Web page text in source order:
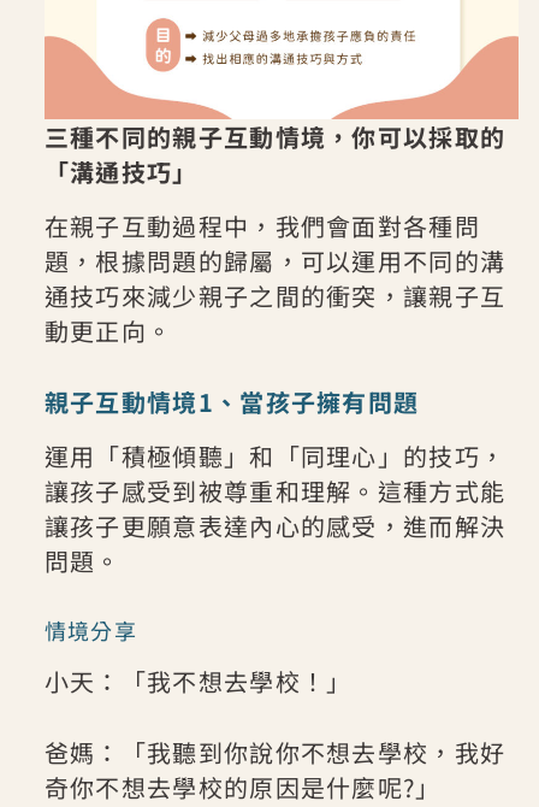
三種不同的親子互動情境，你可以採取的
「溝通技巧」
在親子互動過程中，我們會面對各種問
題，根據問題的歸屬，可以運用不同的溝
通技巧來減少親子之間的衝突，讓親子互
動更正向。
親子互動情境1、當孩子擁有問題
運用「積極傾聽」和「同理心」的技巧，
讓孩子感受到被尊重和理解。這種方式能
讓孩子更願意表達內心的感受，進而解決
問題。
情境分享
小天：「我不想去學校！」
爸媽：「我聽到你說你不想去學校，我好
奇你不想去學校的原因是什麼呢?」